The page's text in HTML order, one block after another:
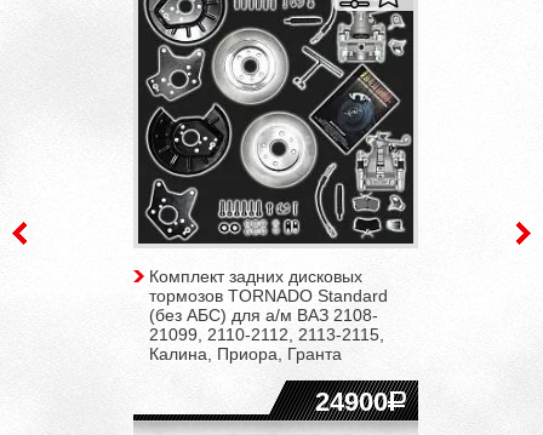
Комплект задних дисковых
тормозов TORNADO Standard
(без АБС) для а/м ВАЗ 2108-
21099, 2110-2112, 2113-2115,
Калина, Приора, Гранта
24900